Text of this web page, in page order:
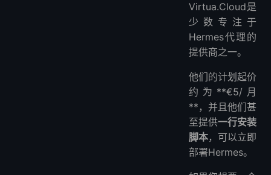
Virtua.Cloud是
少数专注于
Hermes代理的
提供商之一。
他们的计划起价
约为**€5/月
**，并且他们甚
至提供一行安装
脚本，可以立即
部署Hermes。